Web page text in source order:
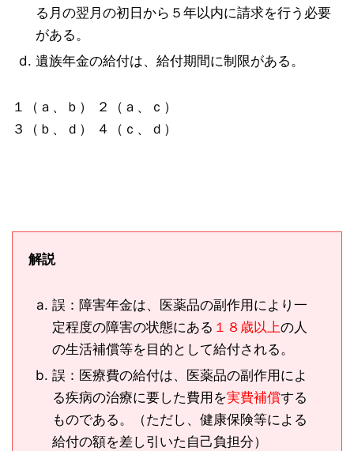
る月の翌月の初日から５年以内に請求を行う必要
がある。
遺族年金の給付は、給付期間に制限がある。
１（ａ、ｂ） ２（ａ、ｃ）
３（ｂ、ｄ） ４（ｃ、ｄ）
解説
誤：障害年金は、医薬品の副作用により一
定程度の障害の状態にある １８歳以上の人
の生活補償等を目的として給付される。
誤：医療費の給付は、医薬品の副作用によ
る疾病の治療に要した費用を実費補償する
ものである。（ただし、健康保険等による
給付の額を差し引いた自己負担分）